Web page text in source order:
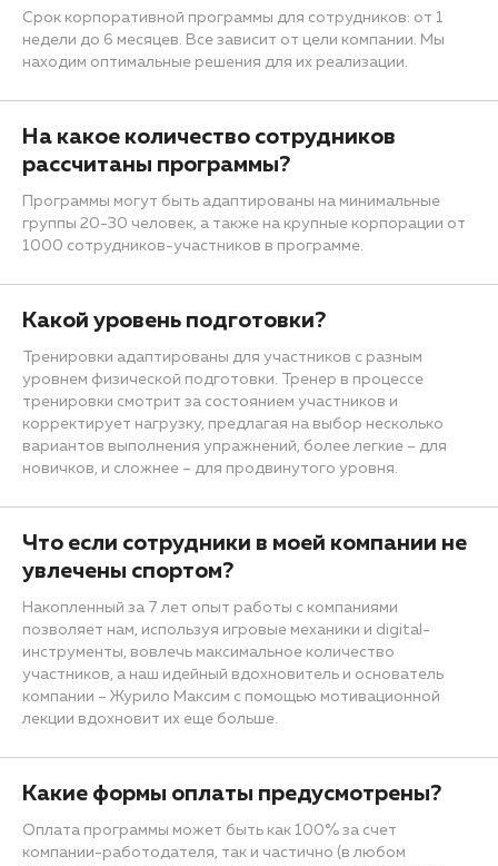
Срок корпоративной программы для сотрудников: от 1
недели до 6 месяцев. Все зависит от цели компании. Мы
находим оптимальные решения для их реализации.
На какое количество сотрудников
рассчитаны программы?
Программы могут быть адаптированы на минимальные
группы 20-30 человек, а также на крупные корпорации от
1000 сотрудников-участников в программе.
Какой уровень подготовки?
Тренировки адаптированы для участников с разным
уровнем физической подготовки. Тренер в процессе
тренировки смотрит за состоянием участников и
корректирует нагрузку, предлагая на выбор несколько
вариантов выполнения упражнений, более легкие – для
новичков, и сложнее – для продвинутого уровня.
Что если сотрудники в моей компании не
увлечены спортом?
Накопленный за 7 лет опыт работы с компаниями
позволяет нам, используя игровые механики и digital-
инструменты, вовлечь максимальное количество
участников, а наш идейный вдохновитель и основатель
компании – Журило Максим с помощью мотивационной
лекции вдохновит их еще больше.
Какие формы оплаты предусмотрены?
Оплата программы может быть как 100% за счет
компании-работодателя, так и частично (в любом